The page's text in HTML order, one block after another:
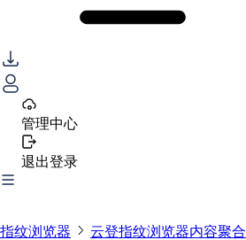
管理中心
退出登录
指纹浏览器 云登指纹浏览器内容聚合